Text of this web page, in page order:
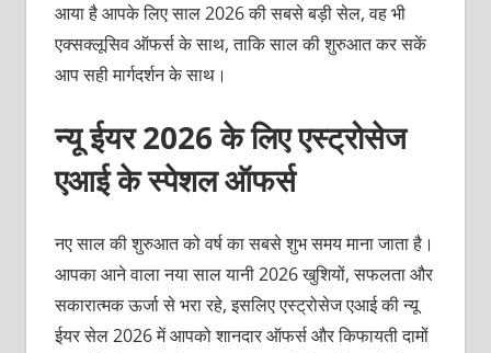
आया है आपके लिए साल 2026 की सबसे बड़ी सेल, वह भी
एक्सक्लूसिव ऑफर्स के साथ, ताकि साल की शुरुआत कर सकें
आप सही मार्गदर्शन के साथ।
न्यू ईयर 2026 के लिए एस्ट्रोसेज
एआई के स्पेशल ऑफर्स
नए साल की शुरुआत को वर्ष का सबसे शुभ समय माना जाता है।
आपका आने वाला नया साल यानी 2026 खुशियों, सफलता और
सकारात्मक ऊर्जा से भरा रहे, इसलिए एस्ट्रोसेज एआई की न्यू
ईयर सेल 2026 में आपको शानदार ऑफर्स और किफायती दामों